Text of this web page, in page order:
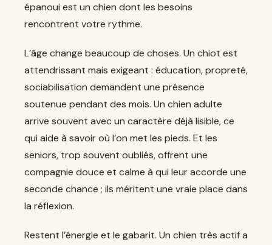
épanoui est un chien dont les besoins
rencontrent votre rythme.
L’âge change beaucoup de choses. Un chiot est
attendrissant mais exigeant : éducation, propreté,
sociabilisation demandent une présence
soutenue pendant des mois. Un chien adulte
arrive souvent avec un caractère déjà lisible, ce
qui aide à savoir où l’on met les pieds. Et les
seniors, trop souvent oubliés, offrent une
compagnie douce et calme à qui leur accorde une
seconde chance ; ils méritent une vraie place dans
la réflexion.
Restent l’énergie et le gabarit. Un chien très actif a